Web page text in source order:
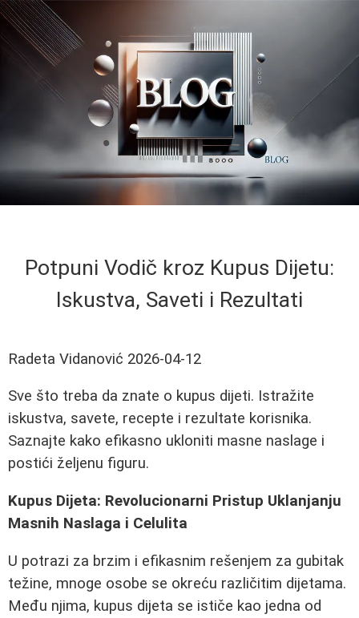
Potpuni Vodič kroz Kupus Dijetu:
Iskustva, Saveti i Rezultati
Radeta Vidanović 2026-04-12
Sve što treba da znate o kupus dijeti. Istražite
iskustva, savete, recepte i rezultate korisnika.
Saznajte kako efikasno ukloniti masne naslage i
postići željenu figuru.
Kupus Dijeta: Revolucionarni Pristup Uklanjanju
Masnih Naslaga i Celulita
U potrazi za brzim i efikasnim rešenjem za gubitak
težine, mnoge osobe se okreću različitim dijetama.
Među njima, kupus dijeta se ističe kao jedna od